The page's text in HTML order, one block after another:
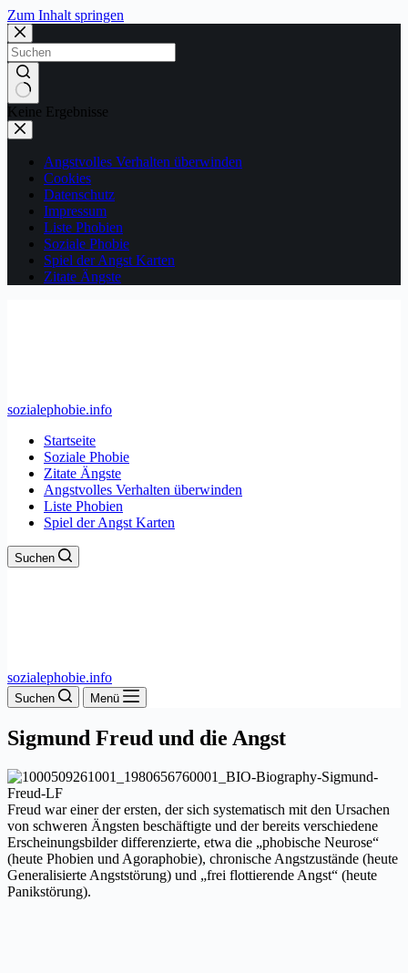
Zum Inhalt springen
Keine Ergebnisse
Angstvolles Verhalten überwinden
Cookies
Datenschutz
Impressum
Liste Phobien
Soziale Phobie
Spiel der Angst Karten
Zitate Ängste
sozialephobie.info
Startseite
Soziale Phobie
Zitate Ängste
Angstvolles Verhalten überwinden
Liste Phobien
Spiel der Angst Karten
Suchen
sozialephobie.info
Suchen Menü
Sigmund Freud und die Angst
Freud war einer der ersten, der sich systematisch mit den Ursachen
von schweren Ängsten beschäftigte und der bereits verschiedene
Erscheinungsbilder differenzierte, etwa die „phobische Neurose“
(heute Phobien und Agoraphobie), chronische Angstzustände (heute
Generalisierte Angststörung) und „frei flottierende Angst“ (heute
Panikstörung).